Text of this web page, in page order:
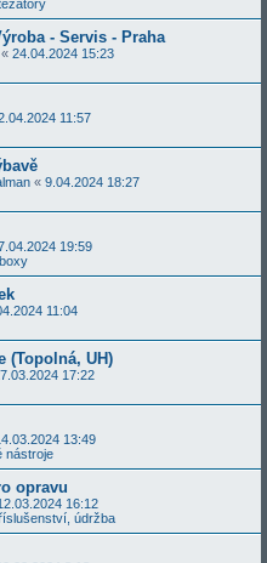
- Servis - Praha
« 24.04.2024 15:23
11:57
« 9.04.2024 18:27
19:59
11:04
(Topolná, UH)
17:22
13:49
nástroje
opravu
16:12
údržba